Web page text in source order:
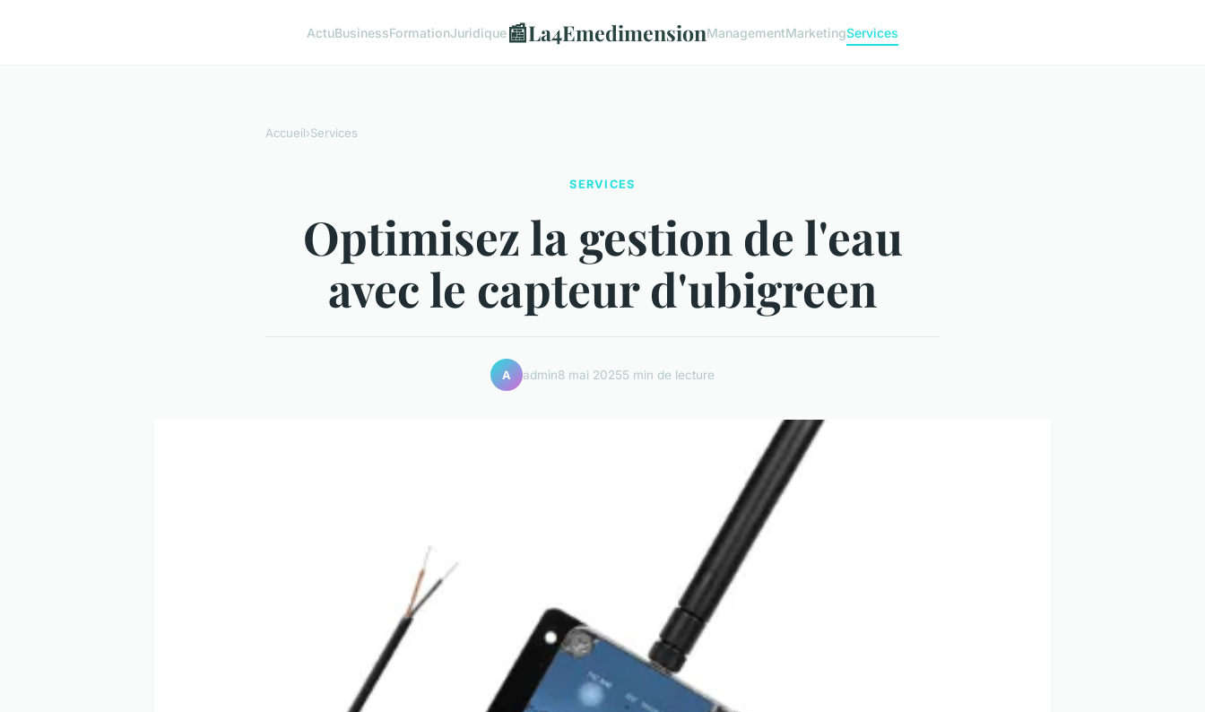
ActuBusinessFormationJuridique📰La4EmedimensionManagementMarketingServices
Accueil›Services
SERVICES
Optimisez la gestion de l'eau
avec le capteur d'ubigreen
A admin8 mai 20255 min de lecture